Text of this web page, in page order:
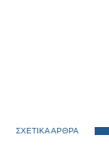
ΣΧΕΤΙΚΑ ΑΡΘΡΑ